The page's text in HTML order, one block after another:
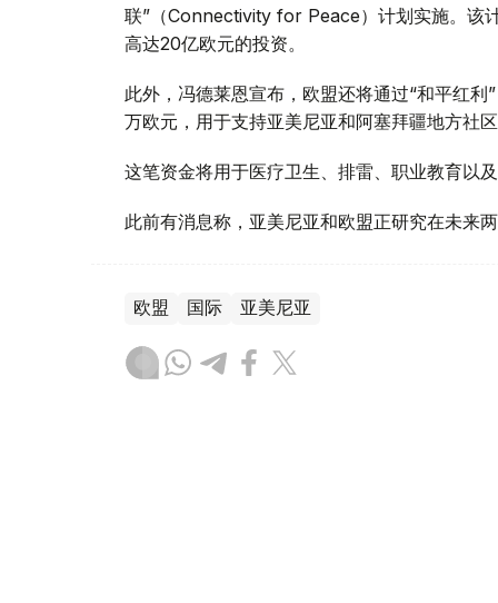
联”（Connectivity for Peace）计划实施。该
高达20亿欧元的投资。
此外，冯德莱恩宣布，欧盟还将通过“和平红
万欧元，用于支持亚美尼亚和阿塞拜疆地方社
这笔资金将用于医疗卫生、排雷、职业教育以
此前有消息称，亚美尼亚和欧盟正研究在未来
欧盟 国际 亚美尼亚